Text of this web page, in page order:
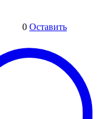
0 Оставить